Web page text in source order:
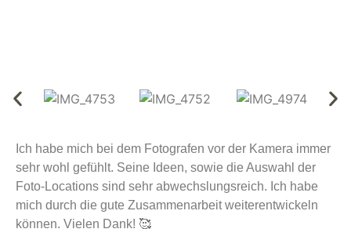
Ich habe mich bei dem Fotografen vor der Kamera immer
sehr wohl gefühlt. Seine Ideen, sowie die Auswahl der
Foto-Locations sind sehr abwechslungsreich. Ich habe
mich durch die gute Zusammenarbeit weiterentwickeln
können. Vielen Dank! 🥰